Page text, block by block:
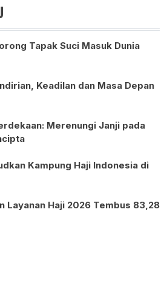
Tapak Suci Masuk Dunia
Keadilan dan Masa Depan
Merenungi Janji pada
Kampung Haji Indonesia di
Layanan Haji 2026 Tembus 83,28